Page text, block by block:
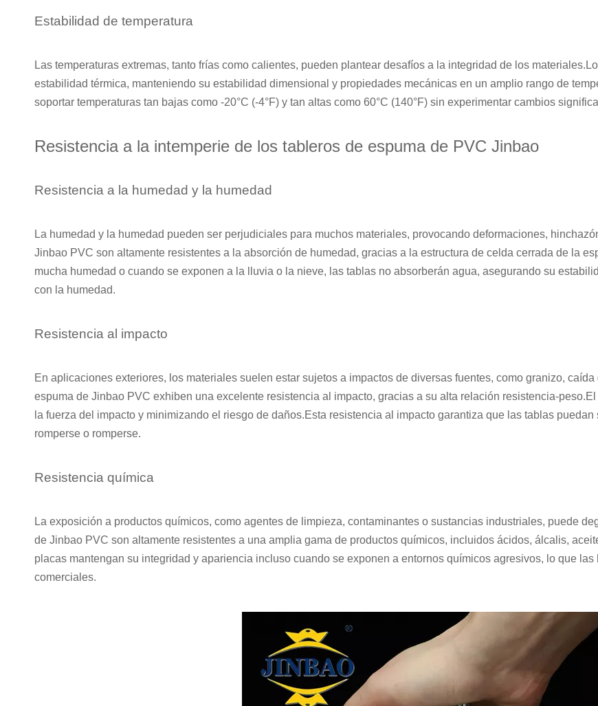
Estabilidad de temperatura
Las temperaturas extremas, tanto frías como calientes, pueden plantear desafíos a la integridad de los
estabilidad térmica, manteniendo su estabilidad dimensional y propiedades mecánicas en un amplio rango de
soportar temperaturas tan bajas como -20°C (-4°F) y tan altas como 60°C (140°F) sin experimentar cambios
Resistencia a la intemperie de los tableros de espuma de PVC Jinbao
Resistencia a la humedad y la humedad
La humedad y la humedad pueden ser perjudiciales para muchos materiales, provocando deformaciones,
Jinbao PVC son altamente resistentes a la absorción de humedad, gracias a la estructura de celda cerrada de la
mucha humedad o cuando se exponen a la lluvia o la nieve, las tablas no absorberán agua, asegurando su
con la humedad.
Resistencia al impacto
En aplicaciones exteriores, los materiales suelen estar sujetos a impactos de diversas fuentes, como granizo,
espuma de Jinbao PVC exhiben una excelente resistencia al impacto, gracias a su alta relación resistencia-
la fuerza del impacto y minimizando el riesgo de daños.Esta resistencia al impacto garantiza que las tablas
romperse o romperse.
Resistencia química
La exposición a productos químicos, como agentes de limpieza, contaminantes o sustancias industriales, puede
de Jinbao PVC son altamente resistentes a una amplia gama de productos químicos, incluidos ácidos, álcalis,
placas mantengan su integridad y apariencia incluso cuando se exponen a entornos químicos agresivos, lo que
comerciales.